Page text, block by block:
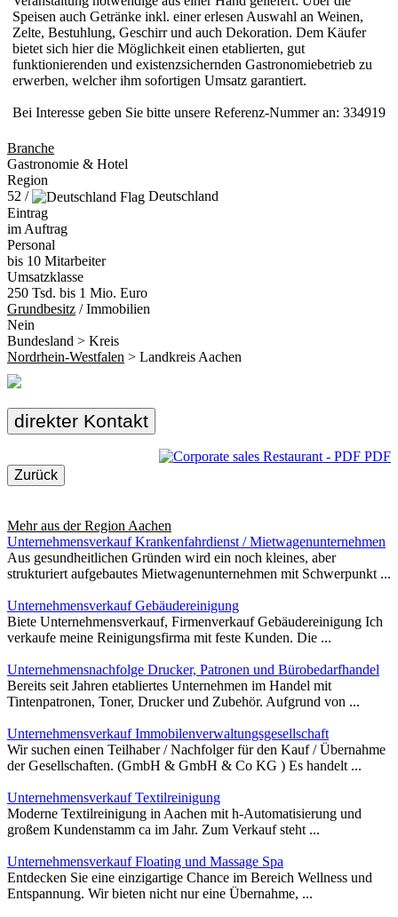
Speisen auch Getränke inkl. einer erlesen Auswahl an Weinen,
Zelte, Bestuhlung, Geschirr und auch Dekoration. Dem Käufer
bietet sich hier die Möglichkeit einen etablierten, gut
funktionierenden und existenzsichernden Gastronomiebetrieb zu
erwerben, welcher ihm sofortigen Umsatz garantiert.
Bei Interesse geben Sie bitte unsere Referenz-Nummer an: 334919
Branche
Gastronomie & Hotel
Region
52 /
Deutschland
Eintrag
im Auftrag
Personal
bis 10 Mitarbeiter
Umsatzklasse
250 Tsd. bis 1 Mio. Euro
Grundbesitz / Immobilien
Nein
Bundesland > Kreis
Nordrhein-Westfalen > Landkreis Aachen
direkter Kontakt
PDF
Zurück
Mehr aus der Region Aachen
Unternehmensverkauf Krankenfahrdienst / Mietwagenunternehmen
Aus gesundheitlichen Gründen wird ein noch kleines, aber
strukturiert aufgebautes Mietwagenunternehmen mit Schwerpunkt ...
Unternehmensverkauf Gebäudereinigung
Biete Unternehmensverkauf, Firmenverkauf Gebäudereinigung Ich
verkaufe meine Reinigungsfirma mit feste Kunden. Die ...
Unternehmensnachfolge Drucker, Patronen und Bürobedarfhandel
Bereits seit Jahren etabliertes Unternehmen im Handel mit
Tintenpatronen, Toner, Drucker und Zubehör. Aufgrund von ...
Unternehmensverkauf Immobilenverwaltungsgesellschaft
Wir suchen einen Teilhaber / Nachfolger für den Kauf / Übernahme
der Gesellschaften. (GmbH & GmbH & Co KG ) Es handelt ...
Unternehmensverkauf Textilreinigung
Moderne Textilreinigung in Aachen mit h-Automatisierung und
großem Kundenstamm ca im Jahr. Zum Verkauf steht ...
Unternehmensverkauf Floating und Massage Spa
Entdecken Sie eine einzigartige Chance im Bereich Wellness und
Entspannung. Wir bieten nicht nur eine Übernahme, ...